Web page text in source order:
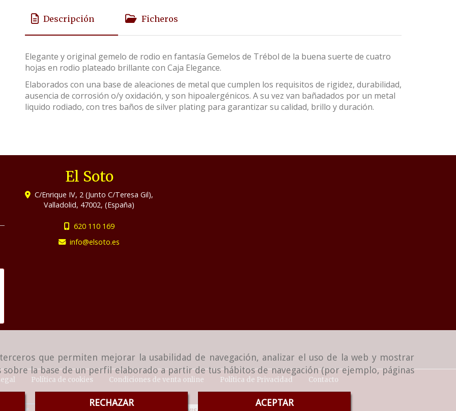
que permiten mejorar la usabilidad de navegación, analizar el uso de la web y mostrar
la base de un perfil elaborado a partir de tus hábitos de navegación (por ejemplo, páginas
RECHAZAR ACEPTAR
Descripción Ficheros
Elegante y original gemelo de rodio en fantasía Gemelos de Trébol de la buena suerte de cuatro
hojas en rodio plateado brillante con Caja Elegance.
Elaborados con una base de aleaciones de metal que cumplen los requisitos de rigidez, durabilidad,
ausencia de corrosión o/y oxidación, y son hipoalergénicos. A su vez van bañadados por un metal
liquido rodiado, con tres baños de silver plating para garantizar su calidad, brillo y duración.
El Soto
C/Enrique IV, 2 (Junto C/Teresa Gil),
Valladolid, 47002,(España)
620 110 169
info
elsoto.es
Política de cookies Condiciones de venta online Política de Privacidad Contacto